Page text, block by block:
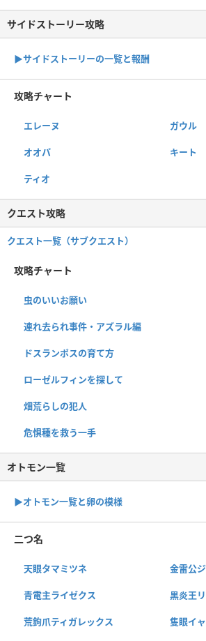
サイドストーリー攻略
▶サイドストーリーの一覧と報酬
攻略チャート
エレーヌ ガウル
オオパ キート
ティオ
クエスト攻略
クエスト一覧（サブクエスト）
攻略チャート
虫のいいお願い
連れ去られ事件・アズラル編
ドスランポスの育て方
ローゼルフィンを探して
畑荒らしの犯人
危惧種を救う一手
オトモン一覧
▶︎オトモン一覧と卵の模様
二つ名
天眼タマミツネ 金雷公
青電主ライゼクス 黒炎王
荒鉤爪ティガレックス 隻眼イ